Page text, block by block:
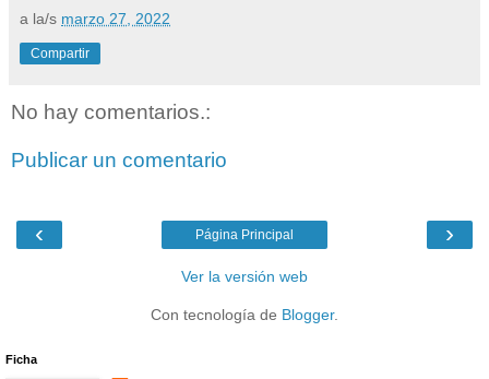
a la/s marzo 27, 2022
Compartir
No hay comentarios.:
Publicar un comentario
‹ ›
Página Principal
Ver la versión web
Con tecnología de Blogger.
Ficha